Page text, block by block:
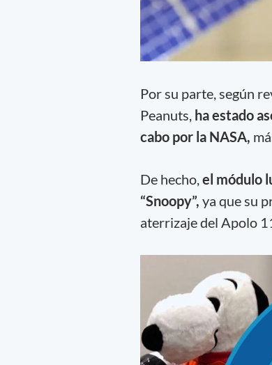
Por su parte, según
Peanuts, ha estado
cabo por la NASA,
De hecho,el módulo
“Snoopy”, ya que su
aterrizaje del Apolo